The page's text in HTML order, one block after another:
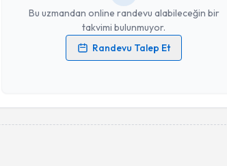
Bu uzmandan online randevu alabileceğin bir
takvimi bulunmuyor.
Randevu Talep Et
Kişisel verilerimin işlenmesine ilişkinAydınlatma Metni